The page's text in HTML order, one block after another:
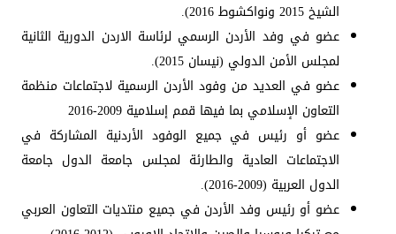
الشيخ 2015 ونواكشوط 2016).
عضو في وفد الأردن الرسمي لرئاسة الاردن الدورية الثانية
لمجلس الأمن الدولي (نيسان 2015).
عضو في العديد من وفود الأردن الرسمية لاجتماعات منظمة
التعاون الإسلامي بما فيها قمم إسلامية 2009-2016
عضو أو رئيس في جميع الوفود الأردنية المشاركة في
الاجتماعات العادية والطارئة لمجلس جامعة الدول جامعة
الدول العربية (2009-2016).
عضو أو رئيس وفد الأردن في جميع منتديات التعاون العربي